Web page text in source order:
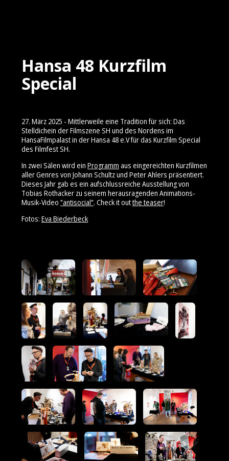
Hansa 48 Kurzfilm
Special
27. März 2025 - Mittlerweile eine Tradition für sich: Das
Stelldichein der Filmszene SH und des Nordens im
HansaFilmpalast in der Hansa 48 e.V für das Kurzfilm Special
des Filmfest SH.
In zwei Sälen wird ein Programm aus eingereichten Kurzfilmen
aller Genres von Johann Schultz und Peter Ahlers präsentiert.
Dieses Jahr gab es ein aufschlussreiche Ausstellung von
Tobias Rothacker zu seinem herausragenden Animations-
Musik-Video "antisocial". Check it outthe teaser!
Fotos: Eva Biederbeck